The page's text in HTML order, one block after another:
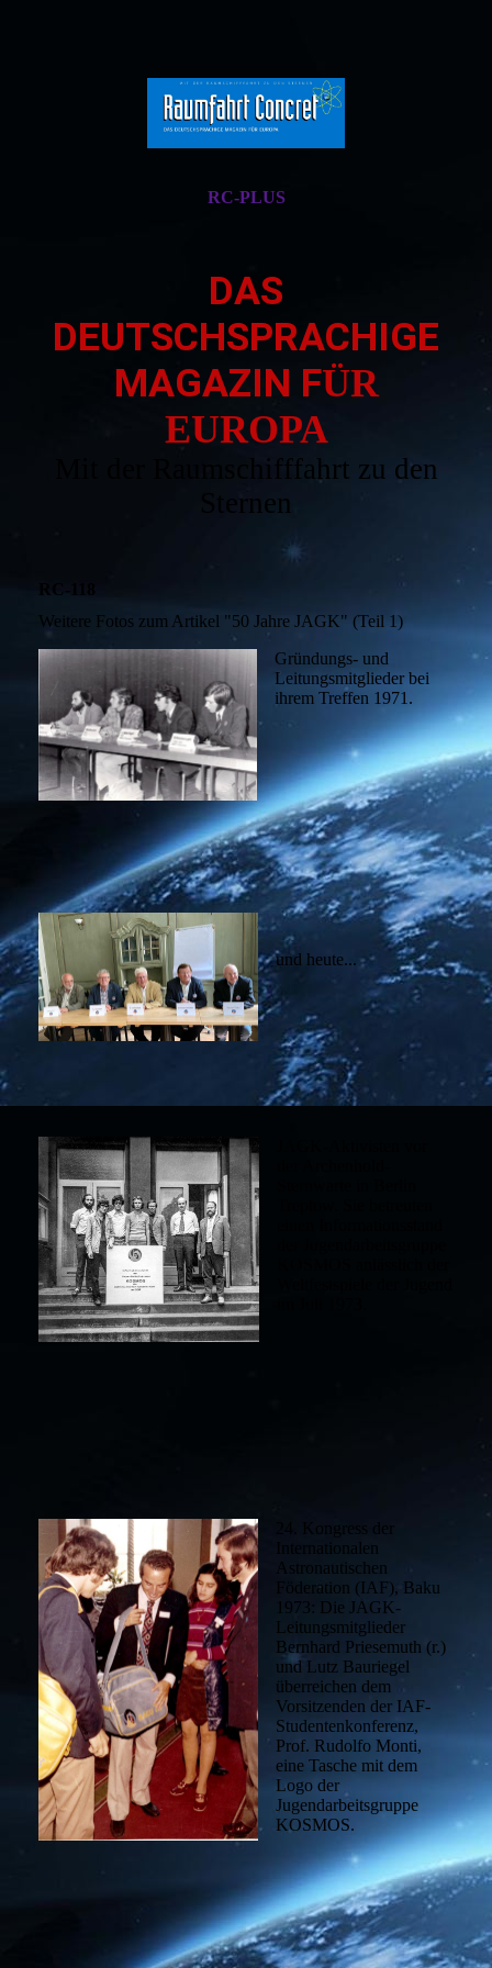
RC-PLUS
DAS
DEUTSCHSPRACHIGE
MAGAZIN FÜR
EUROPA
Mit der Raumschifffahrt zu den
Sternen
RC-118
Weitere Fotos zum Artikel "50 Jahre JAGK" (Teil 1)
Gründungs- und
Leitungsmitglieder bei
ihrem Treffen 1971.
und heute...
24. Kongress der
Internationalen
Astronautischen
Föderation (IAF), Baku
1973: Die JAGK-
Leitungsmitglieder
Bernhard Priesemuth (r.)
und Lutz Bauriegel
überreichen dem
Vorsitzenden der IAF-
Studentenkonferenz,
Prof. Rudolfo Monti,
eine Tasche mit dem
Logo der
Jugendarbeitsgruppe
KOSMOS.